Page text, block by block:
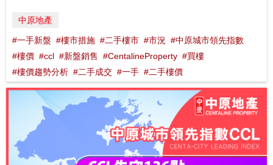
中原地產
#一手新盤 #樓市措施 #二手樓市 #市況
#中原城市領先指數
#樓價 #ccl #新盤銷售 #CentalineProperty #買樓
#樓價趨勢分析 #二手成交 #一手 #二手樓價